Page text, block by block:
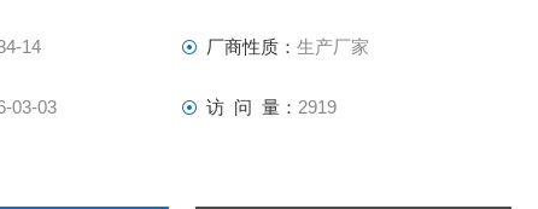
14 厂商性质： 生产厂家
03-03 访 问 量： 2919